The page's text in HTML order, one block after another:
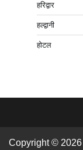
हरिद्वार
हल्द्वानी
होटल
Copyright © 2026